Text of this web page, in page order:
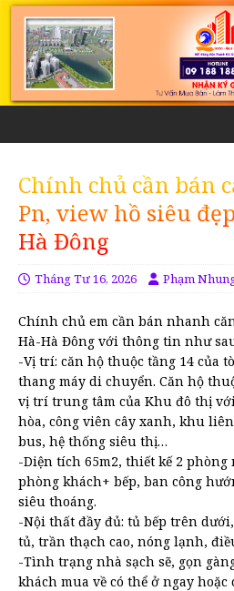
Chính chủ cần bán
Pn, view hồ siêu
Hà Đông
Tháng Tư 16, 2026 Phạm
Chính chủ em cần bán nhanh
Hà-Hà Đông với thông tin như
-Vị trí: căn hộ thuộc tầng 14 của
thang máy di chuyển. Căn hộ
vị trí trung tâm của Khu đô thị
hòa, công viên cây xanh, khu
bus, hệ thống siêu thị…
-Diện tích 65m2, thiết kế 2 phòng
phòng khách+ bếp, ban công
siêu thoáng.
-Nội thất đầy đủ: tủ bếp trên
tủ, trần thạch cao, nóng lạnh,
-Tình trạng nhà sạch sẽ, gọn
khách mua về có thể ở ngay hoặc